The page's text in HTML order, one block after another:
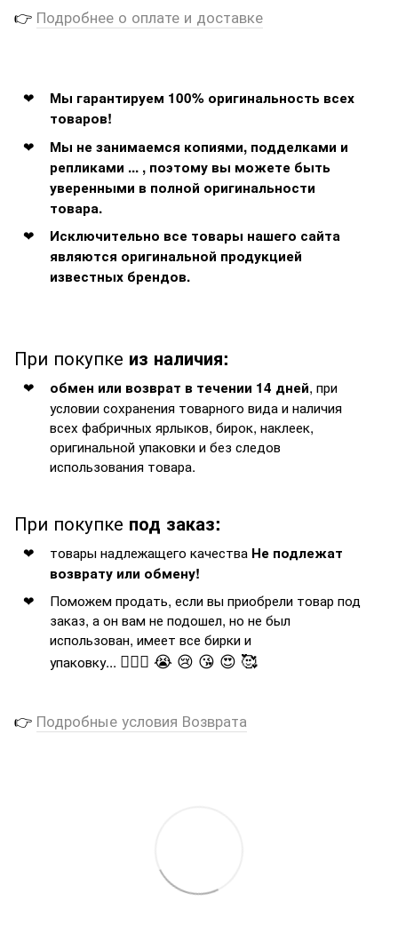
👉 Подробнее о оплате и доставке
Мы гарантируем 100% оригинальность всех
товаров!
Мы не занимаемся копиями, подделками и
репликами ... , поэтому вы можете быть
уверенными в полной оригинальности
товара.
Исключительно все товары нашего сайта
являются оригинальной продукцией
известных брендов.
При покупке из наличия:
обмен или возврат в течении 14 дней, при
условии сохранения товарного вида и наличия
всех фабричных ярлыков, бирок, наклеек,
оригинальной упаковки и без следов
использования товара.
При покупке под заказ:
товары надлежащего качества Не подлежат
возврату или обмену!
Поможем продать, если вы приобрели товар под
заказ, а он вам не подошел, но не был
использован, имеет все бирки и
упаковку... 🤦🏻‍♂️ 😭 😢 😘 😍 🥰
👉 Подробные условия Возврата